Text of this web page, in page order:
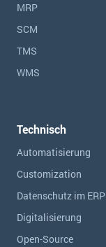
MRP
SCM
TMS
WMS
Technisch
Automatisierung
Customization
Datenschutz im ERP
Digitalisierung
Open-Source